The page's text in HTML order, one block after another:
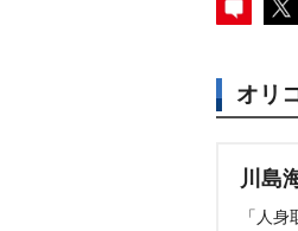
オリ
川島
「人